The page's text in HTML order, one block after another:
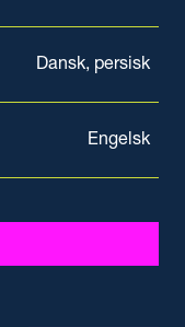
Dansk, persisk
Engelsk